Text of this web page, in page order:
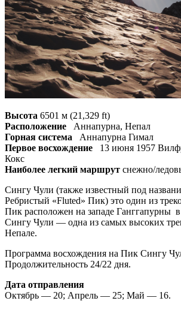
Высота 6501 м (21,329 ft)
Расположение Аннапурна, Непал
Горная система Аннапурна Гимал
Первое восхождение 13 июня 1957
Кокс
Наиболее легкий маршрут снежно/
Сингу Чули (также известный под
Ребристый «Fluted» Пик) это один из
Пик расположен на западе Ганггапурны
Сингу Чули — одна из самых высоких
Непале.
Программа восхождения на Пик Сингу
Продолжительность 24/22 дня.
Дата отправления
Октябрь — 20; Апрель — 25; Май — 16.